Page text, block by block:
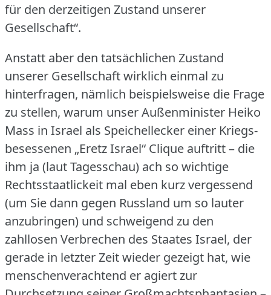
für den derzeitigen Zustand unserer
Gesellschaft“.
Anstatt aber den tatsächlichen Zustand
unserer Gesellschaft wirklich einmal zu
hinterfragen, nämlich beispielsweise die Frage
zu stellen, warum unser Außenminister Heiko
Mass in Israel als Speichellecker einer Kriegs-
besessenen „Eretz Israel“ Clique auftritt – die
ihm ja (laut Tagesschau) ach so wichtige
Rechtsstaatlickeit mal eben kurz vergessend
(um Sie dann gegen Russland um so lauter
anzubringen) und schweigend zu den
zahllosen Verbrechen des Staates Israel, der
gerade in letzter Zeit wieder gezeigt hat, wie
menschenverachtend er agiert zur